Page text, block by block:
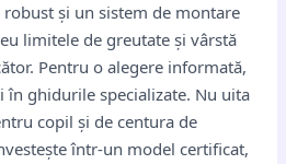
și un sistem de montare
limitele de greutate și vârstă
Pentru o alegere informată,
în ghidurile specializate. Nu uita
copil și de centura de
într-un model certificat,